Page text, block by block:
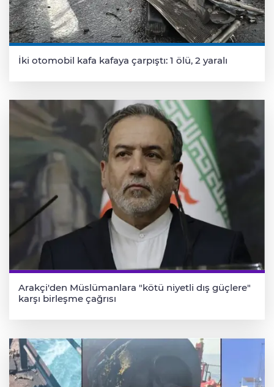
İki otomobil kafa kafaya çarpıştı: 1 ölü, 2 yaralı
Arakçi'den Müslümanlara "kötü niyetli dış güçlere"
karşı birleşme çağrısı